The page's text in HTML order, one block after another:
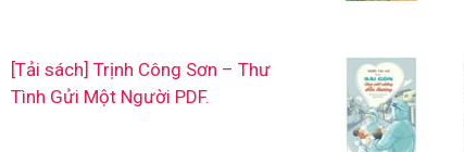
[Tải sách] Trịnh Công Sơn – Thư
Tình Gửi Một Người PDF.